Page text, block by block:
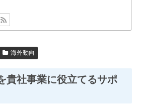
海外動向
貴社事業に役立てるサポ